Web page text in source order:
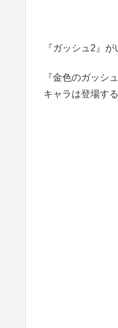
『ガッシュ2』
『金色のガッシ
キャラは登場す